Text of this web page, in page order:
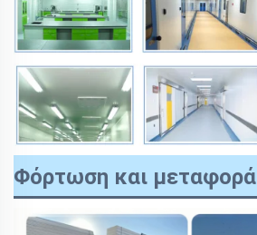
Φόρτωση και μεταφορά